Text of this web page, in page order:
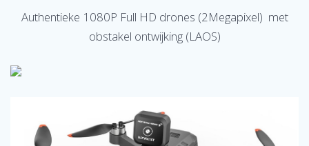
Authentieke 1080P Full HD drones (2Megapixel) met
obstakel ontwijking (LAOS)